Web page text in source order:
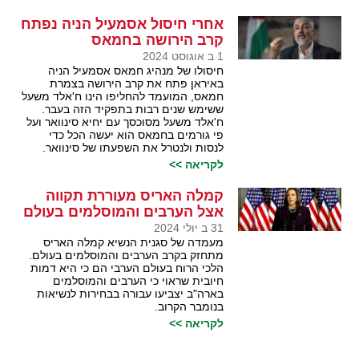
אחרי חיסול אסמעיל הניה נפתח
קרב הירושה בחמאס
1 ב אוגוסט 2024
חיסולו של מנהיג חמאס אסמעיל הניה
באיראן פתח את קרב הירושה בצמרת
חמאס, המועמד להחליפו הינו ח'אלד משעל
ששימש שנים רבות בתפקיד הזה בעבר.
ח'אלד משעל מסוכסך עם יחיא סינוואר ועל
פי גורמים בחמאס הוא יעשה הכל כדי
לנסות ולנטרל את השפעתו של סינוואר.
לקריאה >>
קמלה האריס מעוררת תקווה
אצל הערבים והמוסלמים בעולם
31 ב יולי 2024
מעמדה של סגנית הנשיא קמלה האריס
מתחזק בקרב הערבים והמוסלמים בעולם.
הלכי הרוח בעולם הערבי הם כי היא דמות
חיובית שראוי כי הערבים והמוסלמים
בארה"ב יצביעו עבורה בבחירות לנשיאות
בנומבר הקרוב.
לקריאה >>